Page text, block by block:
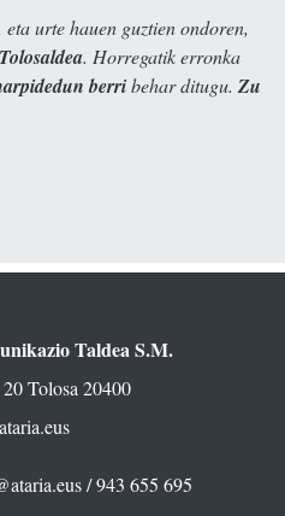
urte hauen guztien ondoren,
. Horregatik erronka
berribehar ditugu. Zu
Taldea S.M.
Tolosa 20400
/ 943 655 695